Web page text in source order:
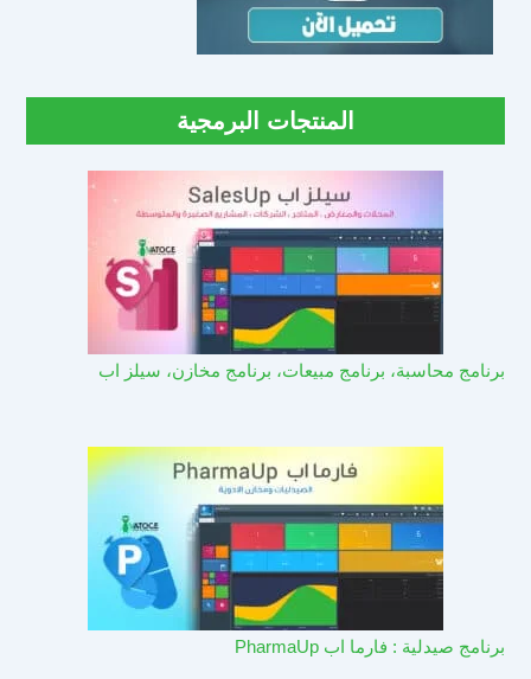
المنتجات البرمجية
برنامج محاسبة، برنامج مبيعات، برنامج مخازن، سيلز اب
برنامج صيدلية : فارما اب PharmaUp​